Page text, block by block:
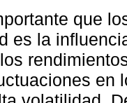
que
es la
en